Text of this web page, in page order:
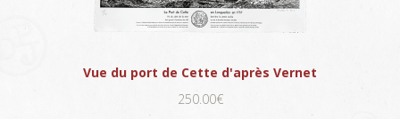
Vue du port de Cette d'après Vernet
250.00€